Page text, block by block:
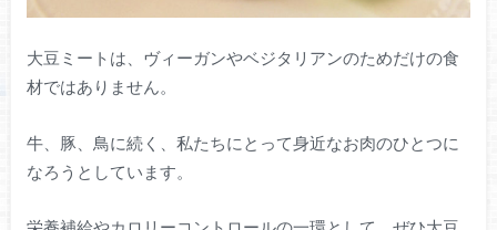
大豆ミートは、ヴィーガンやベジタリアンのためだけの食
材ではありません。
牛、豚、鳥に続く、私たちにとって身近なお肉のひとつに
なろうとしています。